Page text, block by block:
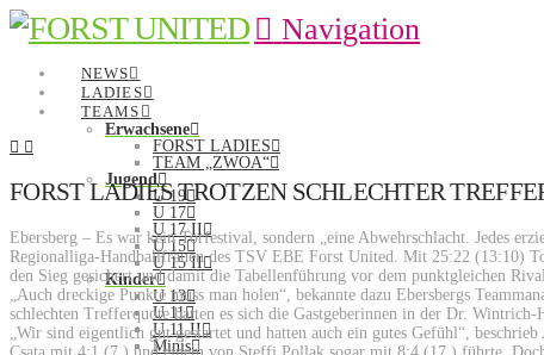
Navigation
NEWS
LADIES
TEAMS
Erwachsene
FORST LADIES
TEAM „ZWOA“
Jugend
U 19
U 17
U 17 II
U 15
U 15 II
Kinder
U 13
U 11
U 11 II
Minis
FORST LADIES TROTZEN SCHLECHTER
Ebersberg – Es war kein Torfestival, sondern „eine Abwehrschlacht. Jedes
Regionalliga-Handballfrauen des TSV EBE Forst United. Mit 25:22 (13:10)
den Sieg gesichert und damit die Tabellenführung vor dem punktgleichen
„Auch dreckige Punkte muss man holen“, bekannte dazu Ebersbergs
schlechten Trefferquote hatten es sich die Gastgeberinnen in der Dr. Wintrich-
„Wir sind eigentlich gut gestartet und hatten auch ein gutes Gefühl“,